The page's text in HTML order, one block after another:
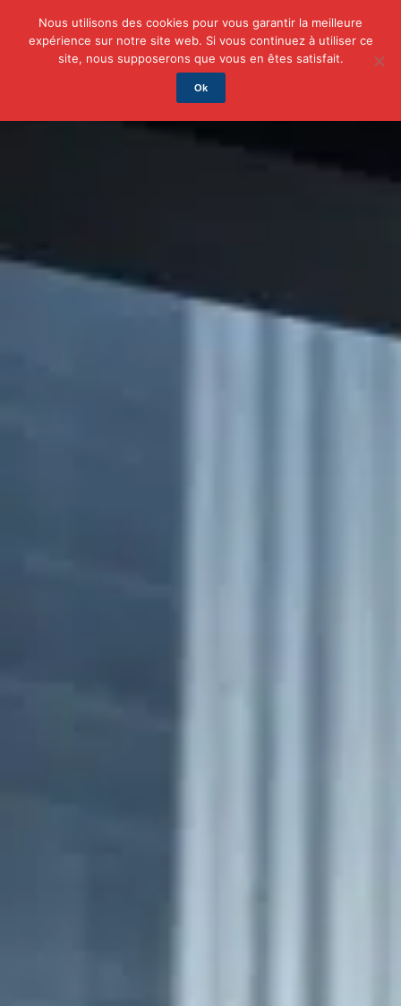
Auto/Moto Business Famille Finance
Nous utilisons des cookies pour vous garantir la meilleure
expérience sur notre site web. Si vous continuez à utiliser ce
site, nous supposerons que vous en êtes satisfait.
Ok